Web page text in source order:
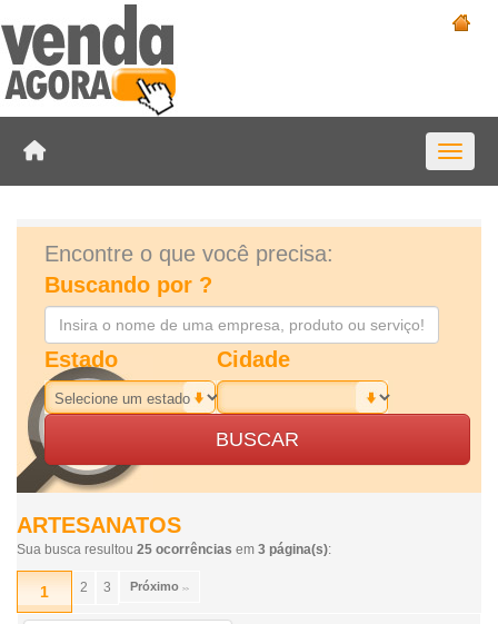
Toggle
Encontre o que você precisa:
Buscando por ?
Estado Cidade
BUSCAR
ARTESANATOS
Sua busca resultou 25 ocorrências em 3 página(s):
1 2 3 Próximo >>